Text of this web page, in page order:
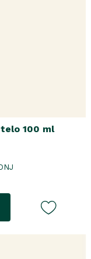
100 ml